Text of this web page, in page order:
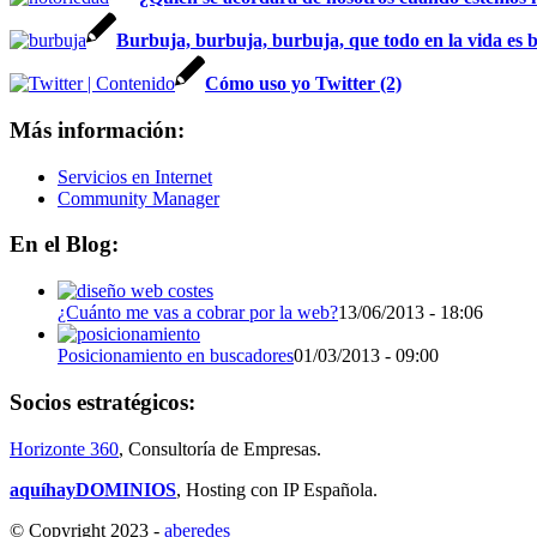
Burbuja, burbuja, burbuja, que todo en la vida
Cómo uso yo Twitter (2)
Más información:
Servicios en Internet
Community Manager
En el Blog:
¿Cuánto me vas a cobrar por la web?13/06/2013 - 18:06
Posicionamiento en buscadores01/03/2013 - 09:00
Socios estratégicos:
Horizonte 360, Consultoría de Empresas.
aquíhayDOMINIOS, Hosting con IP Española.
© Copyright 2023 - aberedes